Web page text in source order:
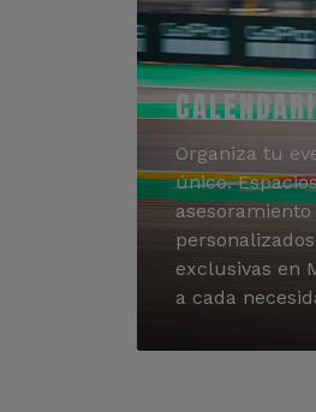
Organiza tu
único.
exclusivas en
a cada